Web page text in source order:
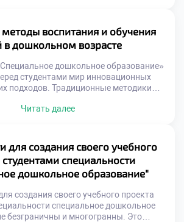
Этот процесс сопряжен с
изменениями постоянно.
ценности, установки и жизненные […]
воспитания и обучения
в дошкольном возрасте
дошкольное образование»
студентами мир инновационных
подходов. Традиционные методики
индивидуальные особенности
исследователем детского потенциала
подать документы в техникум для
передовых технологий. Будущие
учатся видеть возможности […]
Читать далее
для создания своего учебного
студентами специальности
дошкольное образование"
создания своего учебного проекта
специальное дошкольное
безграничны и многогранны. Это